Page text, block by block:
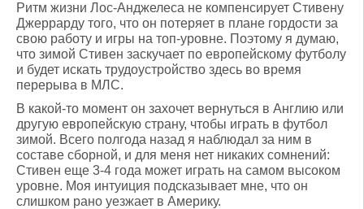
Ритм жизни Лос-Анджелеса не компенсирует Стивену
Джеррарду того, что он потеряет в плане гордости за
свою работу и игры на топ-уровне. Поэтому я думаю,
что зимой Стивен заскучает по европейскому футболу
и будет искать трудоустройство здесь во время
перерыва в МЛС.
В какой-то момент он захочет вернуться в Англию или
другую европейскую страну, чтобы играть в футбол
зимой. Всего полгода назад я наблюдал за ним в
составе сборной, и для меня нет никаких сомнений:
Стивен еще 3-4 года может играть на самом высоком
уровне. Моя интуиция подсказывает мне, что он
слишком рано уезжает в Америку.